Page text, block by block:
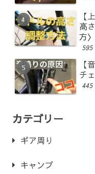
【
高
方〉
595
【
チ
445
カテゴリー
ギア周り
キャンプ